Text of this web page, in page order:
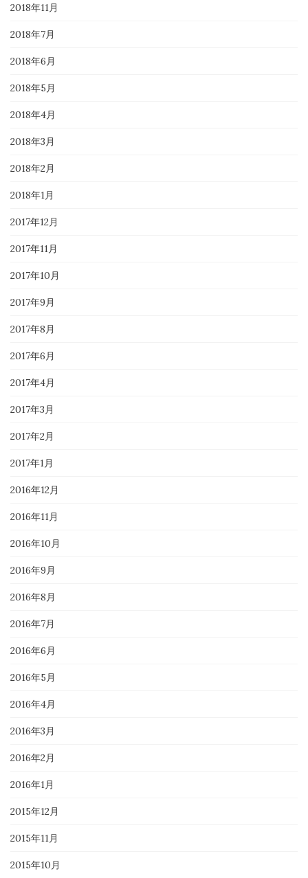
2018年11月
2018年7月
2018年6月
2018年5月
2018年4月
2018年3月
2018年2月
2018年1月
2017年12月
2017年11月
2017年10月
2017年9月
2017年8月
2017年6月
2017年4月
2017年3月
2017年2月
2017年1月
2016年12月
2016年11月
2016年10月
2016年9月
2016年8月
2016年7月
2016年6月
2016年5月
2016年4月
2016年3月
2016年2月
2016年1月
2015年12月
2015年11月
2015年10月